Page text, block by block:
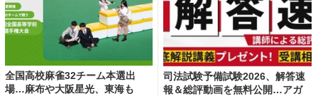
全国高校麻雀32チーム本選出
場…麻布や大阪星光、東海も
司法試験予備試験2026、解答速
報＆総評動画を無料公開…アガ